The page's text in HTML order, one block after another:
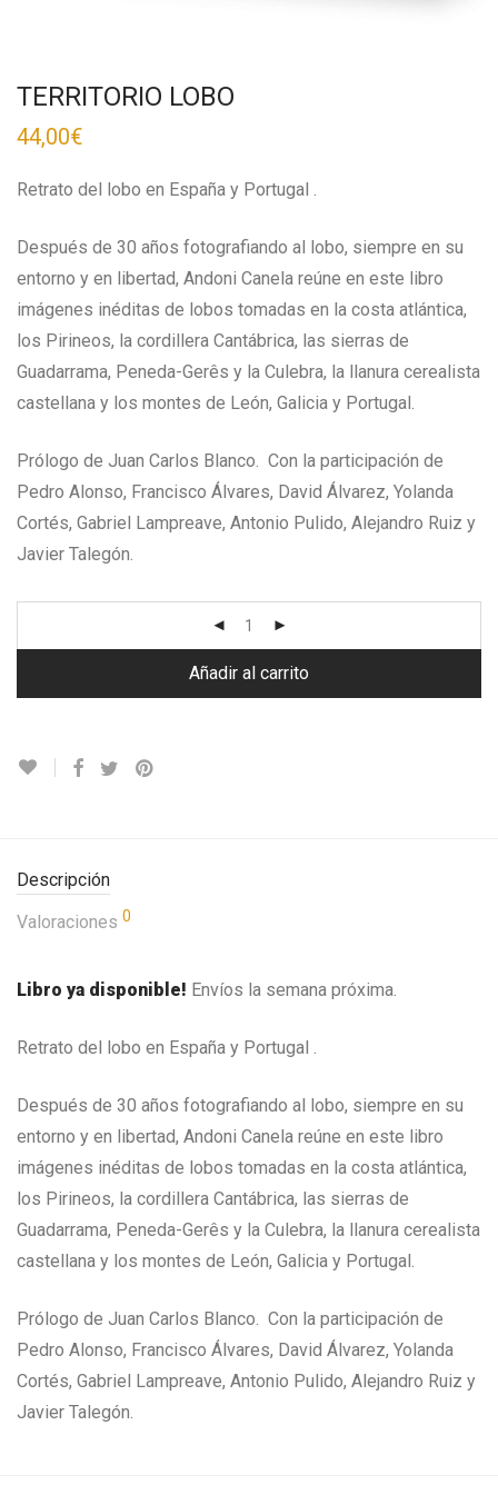
TERRITORIO LOBO
44,00€
Retrato del lobo en España y Portugal .
Después de 30 años fotografiando al lobo, siempre en su
entorno y en libertad, Andoni Canela reúne en este libro
imágenes inéditas de lobos tomadas en la costa atlántica,
los Pirineos, la cordillera Cantábrica, las sierras de
Guadarrama, Peneda-Gerês y la Culebra, la llanura cerealista
castellana y los montes de León, Galicia y Portugal.
Prólogo de Juan Carlos Blanco. Con la participación de
Pedro Alonso, Francisco Álvares, David Álvarez, Yolanda
Cortés, Gabriel Lampreave, Antonio Pulido, Alejandro Ruiz y
Javier Talegón.
Añadir al carrito
Descripción
Valoraciones 0
Libro ya disponible! Envíos la semana próxima.
Retrato del lobo en España y Portugal .
Después de 30 años fotografiando al lobo, siempre en su
entorno y en libertad, Andoni Canela reúne en este libro
imágenes inéditas de lobos tomadas en la costa atlántica,
los Pirineos, la cordillera Cantábrica, las sierras de
Guadarrama, Peneda-Gerês y la Culebra, la llanura cerealista
castellana y los montes de León, Galicia y Portugal.
Prólogo de Juan Carlos Blanco. Con la participación de
Pedro Alonso, Francisco Álvares, David Álvarez, Yolanda
Cortés, Gabriel Lampreave, Antonio Pulido, Alejandro Ruiz y
Javier Talegón.